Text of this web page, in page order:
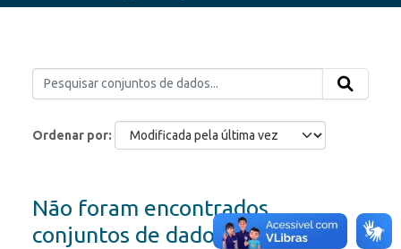
Ordenar por
Não foram encontrados
conjuntos de dados